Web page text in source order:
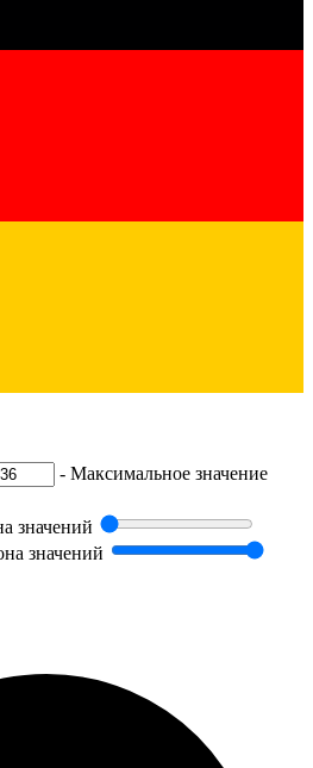
- Максимальное значение
значений
значений